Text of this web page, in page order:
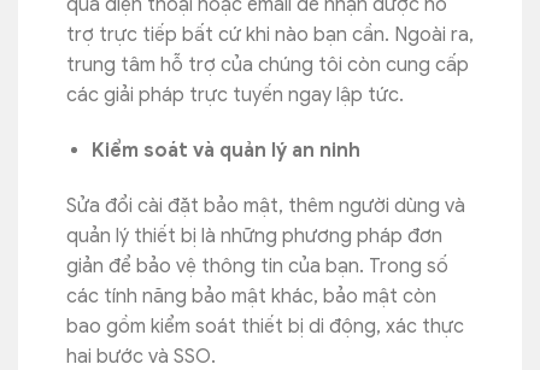
qua điện thoại hoặc email để nhận được hỗ
trợ trực tiếp bất cứ khi nào bạn cần. Ngoài ra,
trung tâm hỗ trợ của chúng tôi còn cung cấp
các giải pháp trực tuyến ngay lập tức.
Kiểm soát và quản lý an ninh
Sửa đổi cài đặt bảo mật, thêm người dùng và
quản lý thiết bị là những phương pháp đơn
giản để bảo vệ thông tin của bạn. Trong số
các tính năng bảo mật khác, bảo mật còn
bao gồm kiểm soát thiết bị di động, xác thực
hai bước và SSO.